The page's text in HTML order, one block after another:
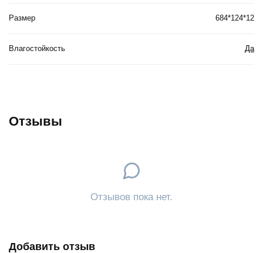
Размер 684*124*12
Влагостойкость Да
Отзывы
Отзывов пока нет.
Добавить отзыв